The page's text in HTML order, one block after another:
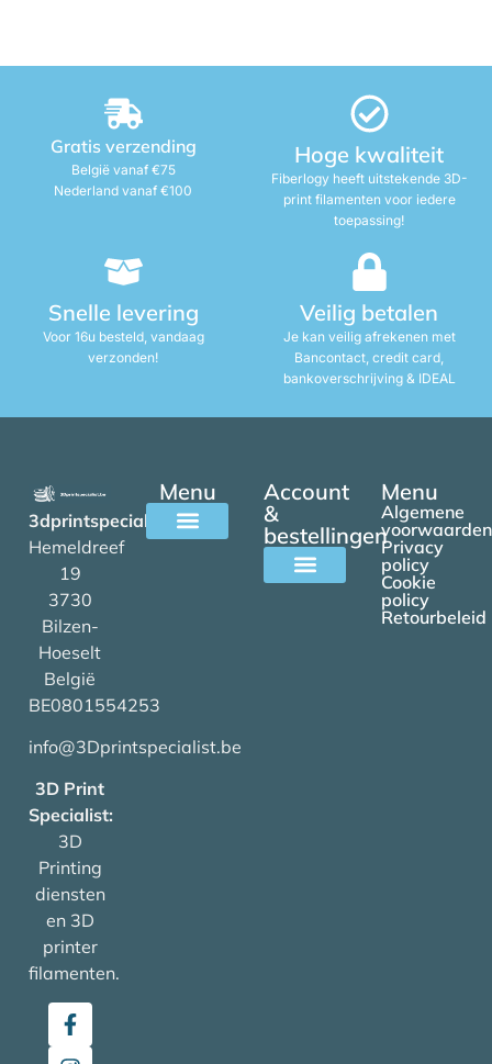
Gratis verzending
België vanaf €75
Nederland vanaf €100
Hoge kwaliteit
Fiberlogy heeft uitstekende 3D-
print filamenten voor iedere
toepassing!
Snelle levering
Voor 16u besteld, vandaag
verzonden!
Veilig betalen
Je kan veilig afrekenen met
Bancontact, credit card,
bankoverschrijving & IDEAL
3dprintspecialist.be
Hemeldreef
19
3730
Bilzen-
Hoeselt
België
BE0801554253
info@3Dprintspecialist.be
3D Print
Specialist:
3D
Printing
diensten
en 3D
printer
filamenten.
Menu
Account
&
bestellingen
Menu
Algemene
voorwaarden
Privacy
policy
Cookie
policy
Retourbeleid